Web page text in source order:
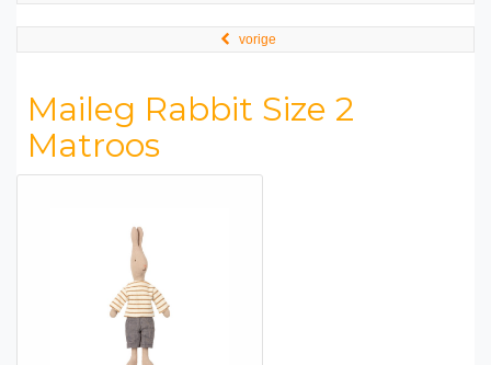
vorige
Maileg Rabbit Size 2
Matroos